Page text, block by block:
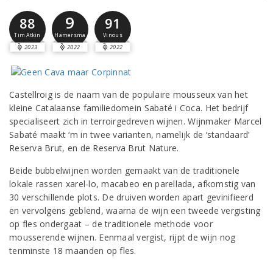
88
Tim Atkin
2023
9
Hamersma
2022
91
Vinous
2022
Castellroig is de naam van de populaire mousseux van het
kleine Catalaanse familiedomein Sabaté i Coca. Het bedrijf
specialiseert zich in terroirgedreven wijnen. Wijnmaker Marcel
Sabaté maakt ‘m in twee varianten, namelijk de ‘standaard’
Reserva Brut, en de Reserva Brut Nature.
Beide bubbelwijnen worden gemaakt van de traditionele
lokale rassen xarel-lo, macabeo en parellada, afkomstig van
30 verschillende plots. De druiven worden apart gevinifieerd
en vervolgens geblend, waarna de wijn een tweede vergisting
op fles ondergaat – de traditionele methode voor
mousserende wijnen. Eenmaal vergist, rijpt de wijn nog
tenminste 18 maanden op fles.